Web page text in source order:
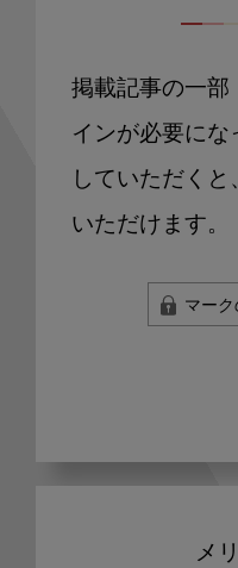
掲載記事の一部
インが必要にな
していただく
いただけます。
マー
メ